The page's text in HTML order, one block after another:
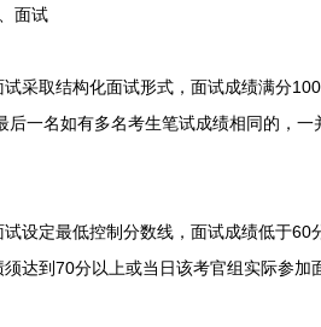
试
取结构化面试形式，面试成绩满分100
后一名如有多名考生笔试成绩相同的，
定最低控制分数线，面试成绩低于60
须达到70分以上或当日该考官组实际参加